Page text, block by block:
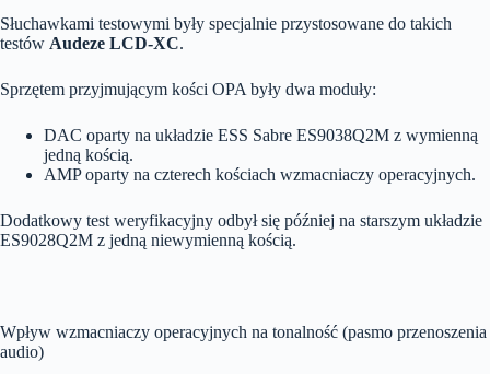
Słuchawkami testowymi były specjalnie przystosowane do takich
testów Audeze LCD-XC.
Sprzętem przyjmującym kości OPA były dwa moduły:
DAC oparty na układzie ESS Sabre ES9038Q2M z wymienną
jedną kością.
AMP oparty na czterech kościach wzmacniaczy operacyjnych.
Dodatkowy test weryfikacyjny odbył się później na starszym układzie
ES9028Q2M z jedną niewymienną kością.
Wpływ wzmacniaczy operacyjnych na tonalność (pasmo przenoszenia
audio)